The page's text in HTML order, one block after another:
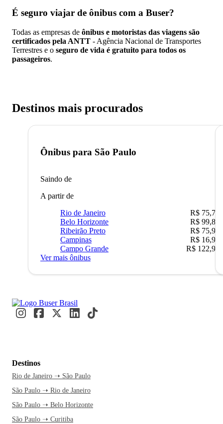
É seguro viajar de ônibus com a Buser?
Todas as empresas de ônibus e motoristas das viagens são
certificados pela ANTT - Agência Nacional de Transportes
Terrestres e o seguro de vida é gratuito para todos os
passageiros.
Destinos mais procurados
Ônibus para São Paulo
Saindo de
A partir de
Rio de Janeiro
R$ 75,77
Belo Horizonte
R$ 99,89
Ribeirão Preto
R$ 75,90
Campinas
R$ 16,90
Campo Grande
R$ 122,90
Ver mais ônibus
Destinos
Rio de Janeiro ➝ São Paulo
São Paulo ➝ Rio de Janeiro
São Paulo ➝ Belo Horizonte
São Paulo ➝ Curitiba